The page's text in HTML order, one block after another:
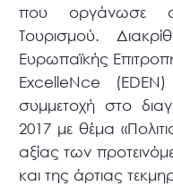
που οργάνωσε ο
Τουρισμού.
Ευρωπαϊκής
ExcelleNce
συμμετοχή στο
2017 με θέμα
αξίας των
και της άρτιας